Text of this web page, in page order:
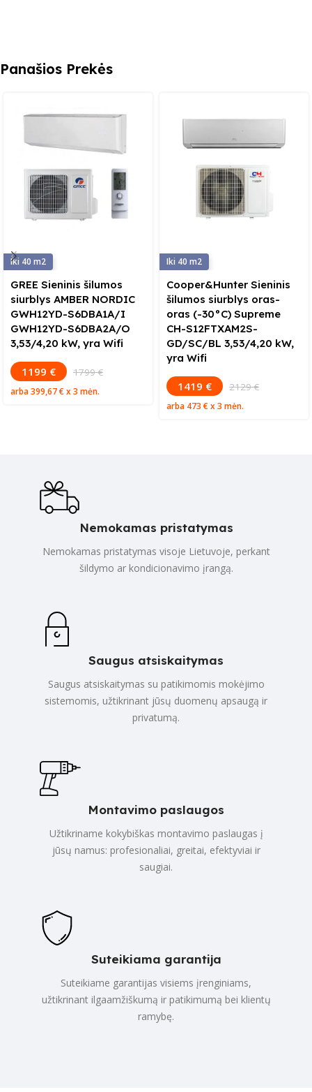
Panašios Prekės
40
GREE Sieninis šilumos
siurblys AMBER NORDIC
GWH12YD-S6DBA1A/I
GWH12YD-S6DBA2A/O
3,53/4,20 kW, yra Wifi
1199 € 1799 €
arba399,67 €x 3 mėn.
40
Cooper&Hunter Sieninis
šilumos siurblys oras-
oras (-30°C) Supreme
CH-S12FTXAM2S-
GD/SC/BL 3,53/4,20 kW,
yra Wifi
1419 € 2129 €
arba 473 €x 3 mėn.
Nemokamas pristatymas
Nemokamas pristatymas visoje Lietuvoje, perkant
šildymo ar kondicionavimo įrangą.
Saugus atsiskaitymas
Saugus atsiskaitymas su patikimomis mokėjimo
sistemomis, užtikrinant jūsų duomenų apsaugą ir
privatumą.
Montavimo paslaugos
Užtikriname kokybiškas montavimo paslaugas į
jūsų namus: profesionaliai, greitai, efektyviai ir
saugiai.
Suteikiama garantija
Suteikiame garantijas visiems įrenginiams,
užtikrinant ilgaamžiškumą ir patikimumą bei klientų
ramybę.